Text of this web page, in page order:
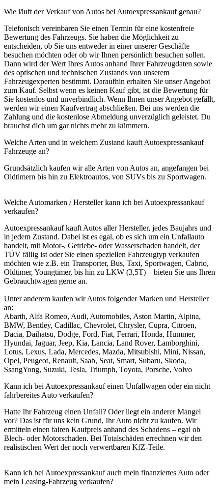
Wie läuft der Verkauf von Autos bei Autoexpressankauf genau?
Telefonisch vereinbaren Sie einen Termin für eine kostenfreie
Bewertung des Fahrzeugs. Sie haben die Möglichkeit zu
entscheiden, ob Sie uns entweder in einer unserer Geschäfte
besuchen möchten oder ob wir Ihnen persönlich besuchen sollen.
Dann wird der Wert Ihres Autos anhand Ihrer Fahrzeugdaten sowie
des optischen und technischen Zustands von unserem
Fahrzeugexperten bestimmt. Daraufhin erhalten Sie unser Angebot
zum Kauf. Selbst wenn es keinen Kauf gibt, ist die Bewertung für
Sie kostenlos und unverbindlich. Wenn Ihnen unser Angebot gefällt,
werden wir einen Kaufvertrag abschließen. Bei uns werden die
Zahlung und die kostenlose Abmeldung unverzüglich geleistet. Du
brauchst dich um gar nichts mehr zu kümmern.
Welche Arten und in welchem Zustand kauft Autoexpressankauf
Fahrzeuge an?
Grundsätzlich kaufen wir alle Arten von Autos an, angefangen bei
Oldtimern bis hin zu Elektroautos, von SUVs bis zu Sportwagen.
Welche Automarken / Hersteller kann ich bei Autoexpressankauf
verkaufen?
Autoexpressankauf kauft Autos aller Hersteller, jedes Baujahrs und
in jedem Zustand. Dabei ist es egal, ob es sich um ein Unfallauto
handelt, mit Motor-, Getriebe- oder Wasserschaden handelt, der
TÜV fällig ist oder Sie einen speziellen Fahrzeugtyp verkaufen
möchten wie z.B. ein Transporter, Bus, Taxi, Sportwagen, Cabrio,
Oldtimer, Youngtimer, bis hin zu LKW (3,5T) – bieten Sie uns Ihren
Gebrauchtwagen gerne an.
Unter anderem kaufen wir Autos folgender Marken und Hersteller
an:
Abarth, Alfa Romeo, Audi, Automobiles, Aston Martin, Alpina,
BMW, Bentley, Cadillac, Chevrolet, Chrysler, Cupra, Citroen,
Dacia, Daihatsu, Dodge, Ford, Fiat, Ferrari, Honda, Hummer,
Hyundai, Jaguar, Jeep, Kia, Lancia, Land Rover, Lamborghini,
Lotus, Lexus, Lada, Mercedes, Mazda, Mitsubishi, Mini, Nissan,
Opel, Peugeot, Renault, Saab, Seat, Smart, Subaru, Skoda,
SsangYong, Suzuki, Tesla, Triumph, Toyota, Porsche, Volvo
Kann ich bei Autoexpressankauf einen Unfallwagen oder ein nicht
fahrbereites Auto verkaufen?
Hatte Ihr Fahrzeug einen Unfall? Oder liegt ein anderer Mangel
vor? Das ist für uns kein Grund, Ihr Auto nicht zu kaufen. Wir
ermitteln einen fairen Kaufpreis anhand des Schadens – egal ob
Blech- oder Motorschaden. Bei Totalschäden errechnen wir den
realistischen Wert der noch verwertbaren KfZ-Teile.
Kann ich bei Autoexpressankauf auch mein finanziertes Auto oder
mein Leasing-Fahrzeug verkaufen?